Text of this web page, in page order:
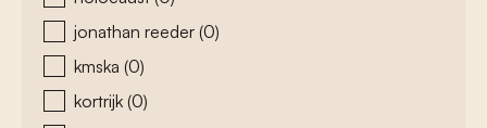
jonathan reeder (0)
kmska (0)
kortrijk (0)